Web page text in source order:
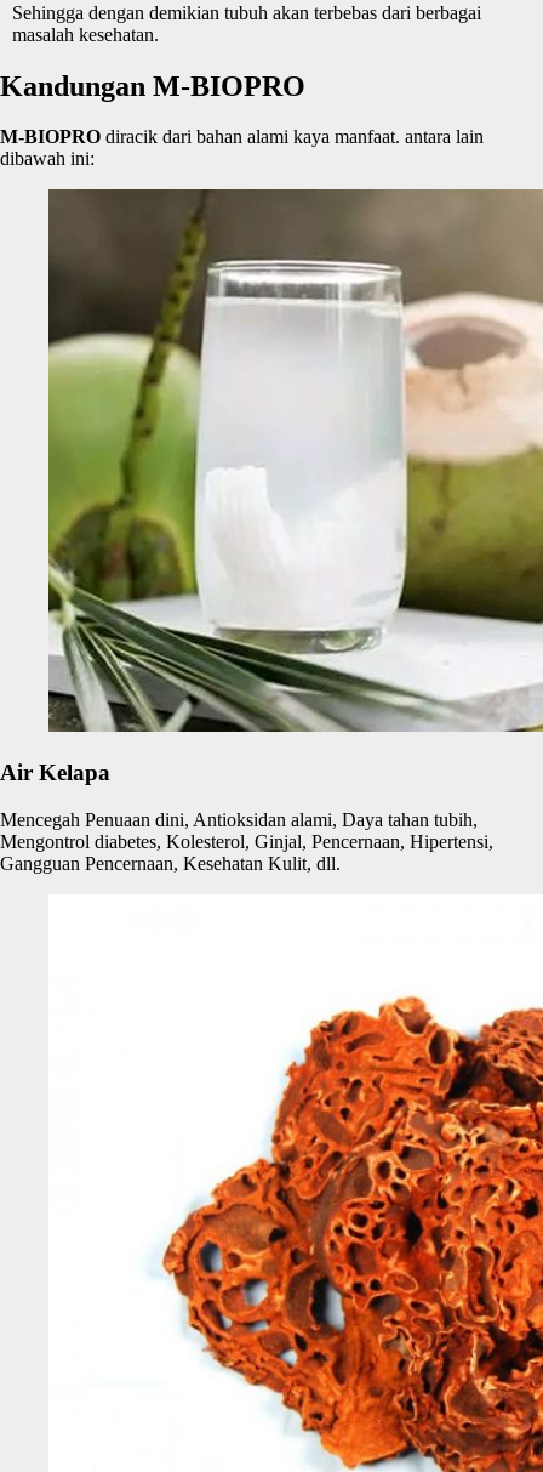
Sehingga dengan demikian tubuh akan terbebas dari berbagai
masalah kesehatan.
Kandungan M-BIOPRO
M-BIOPRO diracik dari bahan alami kaya manfaat. antara lain
dibawah ini:
Air Kelapa
Mencegah Penuaan dini, Antioksidan alami, Daya tahan tubih,
Mengontrol diabetes, Kolesterol, Ginjal, Pencernaan, Hipertensi,
Gangguan Pencernaan, Kesehatan Kulit, dll.